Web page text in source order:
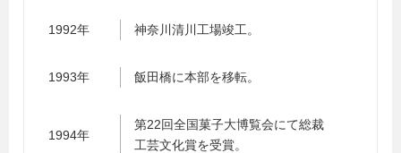
1992年 神奈川清川工場竣工。
1993年 飯田橋に本部を移転。
1994年
第22回全国菓子大博覧会にて総裁
工芸文化賞を受賞。